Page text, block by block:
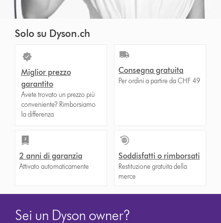
Solo su Dyson.ch
Miglior prezzo
garantito
Avete trovato un prezzo più
conveniente? Rimborsiamo
la differenza
Consegna gratuita
Per ordini a partire da CHF 49
2 anni di garanzia
Attivato automaticamente
Soddisfatti o rimborsati
Restituzione gratuita della
merce
Sei un Dyson owner?